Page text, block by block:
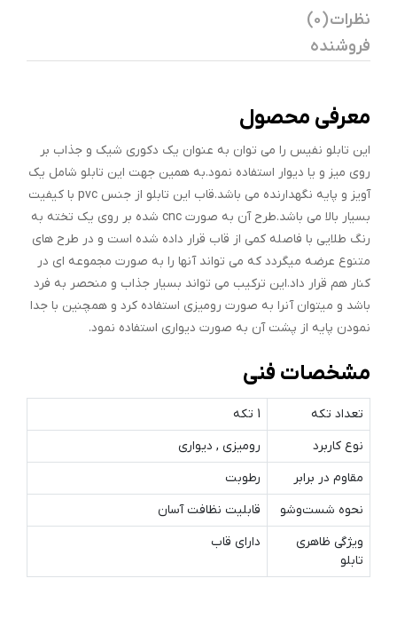
نظرات (0)
فروشنده
معرفی محصول
این تابلو نفیس را می توان به عنوان یک دکوری شیک و جذاب بر
روی میز و یا دیوار استفاده نمود.به همین جهت این تابلو شامل یک
آویز و پایه نگهدارنده می باشد.قاب این تابلو از جنس pvc با کیفیت
بسیار بالا می باشد.طرح آن به صورت cnc شده بر روی یک تخته به
رنگ طلایی با فاصله کمی از قاب قرار داده شده است و در طرح های
متنوع عرضه میگردد که می تواند آنها را به صورت مجموعه ای در
کنار هم قرار داد.این ترکیب می تواند بسیار جذاب و منحصر به فرد
باشد و میتوان آنرا به صورت رومیزی استفاده کرد و همچنین با جدا
نمودن پایه از پشت آن به صورت دیواری استفاده نمود.
مشخصات فنی
تعداد تکه
1 تکه
نوع کاربرد
رومیزی , دیواری
مقاوم در برابر
رطوبت
نحوه شست‌وشو
قابلیت نظافت آسان
ویژگی ظاهری
تابلو
دارای قاب